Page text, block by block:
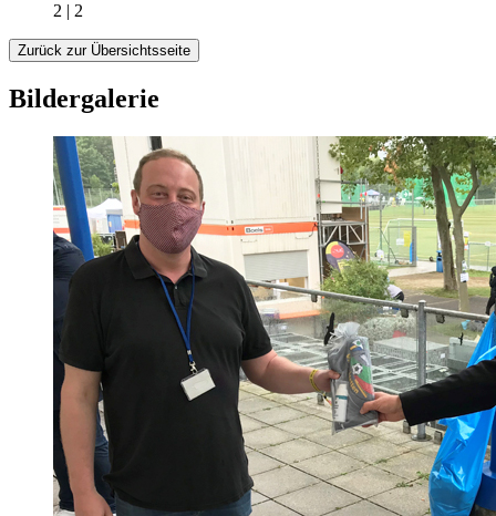
2 | 2
Zurück zur Übersichtsseite
Bildergalerie